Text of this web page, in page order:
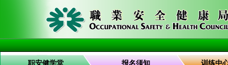
职安健学堂 报名须知 训练中